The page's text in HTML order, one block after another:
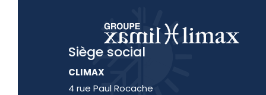
Siège social
CLIMAX
4 rue Paul Rocache